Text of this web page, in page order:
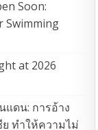
Soon:
Swimming
at 2026
ดน: การอ้าง
ทำให้ความไม่